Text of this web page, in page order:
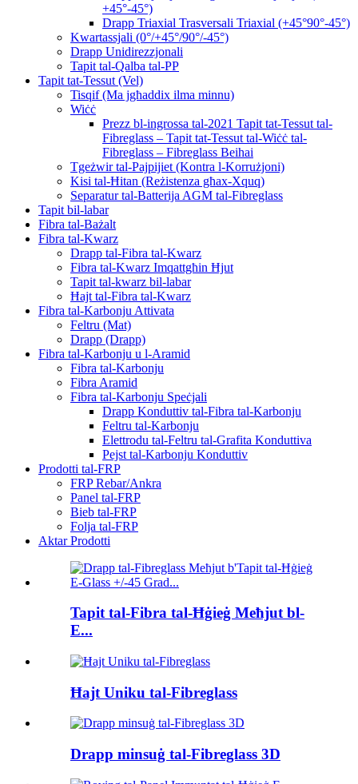
+45°-45°)
Drapp Triaxial Trasversali Triaxial (+45°90°-45°)
Kwartassjali (0°/+45°/90°/-45°)
Drapp Unidirezzjonali
Tapit tal-Qalba tal-PP
Tapit tat-Tessut (Vel)
Tisqif (Ma jgħaddix ilma minnu)
Wiċċ
Prezz bl-ingrossa tal-2021 Tapit tat-Tessut tal-
Fibreglass – Tapit tat-Tessut tal-Wiċċ tal-
Fibreglass – Fibreglass Beihai
Tgeżwir tal-Pajpijiet (Kontra l-Korrużjoni)
Kisi tal-Ħitan (Reżistenza għax-Xquq)
Separatur tal-Batterija AGM tal-Fibreglass
Tapit bil-labar
Fibra tal-Bażalt
Fibra tal-Kwarz
Drapp tal-Fibra tal-Kwarz
Fibra tal-Kwarz Imqattgħin Ħjut
Tapit tal-kwarz bil-labar
Ħajt tal-Fibra tal-Kwarz
Fibra tal-Karbonju Attivata
Feltru (Mat)
Drapp (Drapp)
Fibra tal-Karbonju u l-Aramid
Fibra tal-Karbonju
Fibra Aramid
Fibra tal-Karbonju Speċjali
Drapp Konduttiv tal-Fibra tal-Karbonju
Feltru tal-Karbonju
Elettrodu tal-Feltru tal-Grafita Konduttiva
Pejst tal-Karbonju Konduttiv
Prodotti tal-FRP
FRP Rebar/Ankra
Panel tal-FRP
Bieb tal-FRP
Folja tal-FRP
Aktar Prodotti
Tapit tal-Fibra tal-Ħġieġ Meħjut bl-
E...
Ħajt Uniku tal-Fibreglass
Drapp minsuġ tal-Fibreglass 3D